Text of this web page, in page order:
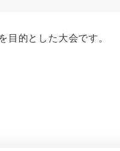
的とした大会です。